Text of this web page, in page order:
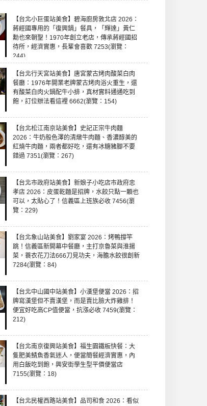
【台北小巨蛋站美食】碧海廚房敦北店 2026：
蔣經國專用的「復興鍋」餐具，「輝達」黃仁
勳也來朝聖！1970年創立老店，傳承蔣經國招
待所，經濟實惠，長輩會喜歡 7253(瀏覽：
244)
【台北行天宮站美食】唐宮蒙古烤肉酸菜白肉
餐廳：1976年開業老牌蒙古烤肉浴火重生，還
有酸菜白肉火鍋配牛小排，真材實料通通吃到
飽，訂位辦法看這裡 6662(瀏覽：154)
【台北松江南京站美食】史記正宗牛肉麵
2026：牛奶般色澤的清燉牛肉麵、香濃醇美的
紅燒牛肉麵，兩者都好吃，還有冰糖豬腳不要
錯過 7351(瀏覽：267)
【台北市政府站美食】新娘子小吃店市政府忠
孝店 2026：皮蛋乾麵是招牌，水餃只點一顆也
可以，太貼心了！信義區上班族必收 7456(瀏
覽：229)
【台北象山站美食】劉家宴 2026：烤鴨撐竿
跳！信義區新開幕中餐廳，主打京魯菜與淮揚
菜，蓑衣花刀法666刀見功夫，海膽水餃很創新
7284(瀏覽：84)
【台北中山國中站美食】小漢堡便當 2026：招
牌寫漢堡但不賣漢堡，而是賣比臉大炸雞排！
便宜好吃高CP值便當，抗漲必收 7459(瀏覽：
212)
【台北南京復興站美食】福生園鐵板快餐：大
隻肥美鯖魚香氣迷人，便當簡餐經濟實惠，內
用白飯吃到飽，興安街學生型平價便當店
7155(瀏覽：18)
【台北民權西路站美食】品司和食 2026：看似